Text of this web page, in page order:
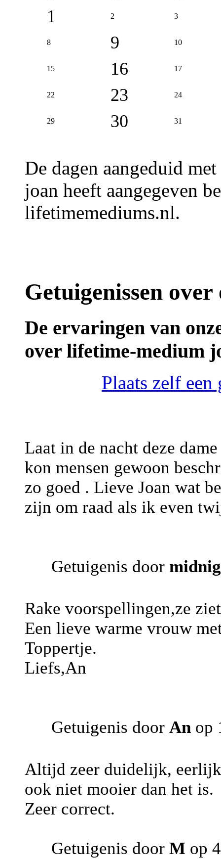
1 2 3
8 9 10
15 16 17
22 23 24
29 30 31
De dagen aangeduid
joan heeft aangegeven
lifetimemediums.nl.
Getuigenissen
De ervaringen van
over lifetime-medium
Plaats zelf
Laat in de nacht deze
kon mensen gewoon
zo goed . Lieve Joan wat
zijn om raad als ik even
Getuigenis door
Rake voorspellingen,ze
Een lieve warme vrouw
Toppertje.
Liefs,An
Getuigenis door An op
Altijd zeer duidelijk,
ook niet mooier dan het is.
Zeer correct.
Getuigenis door M op